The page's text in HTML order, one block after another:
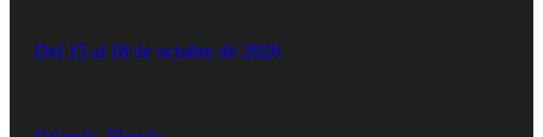
Del 15 al 18 de octubre de 2026